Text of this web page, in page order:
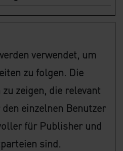
verwendet, um
zu folgen. Die
zeigen, die relevant
einzelnen Benutzer
für Publisher und
sind.